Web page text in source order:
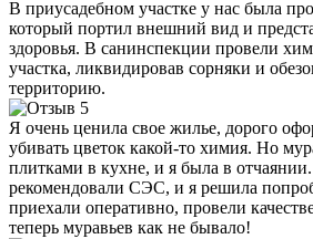
В приусадебном участке у нас была
который портил внешний вид и
здоровья. В санинспекции провели
участка, ликвидировав сорняки и
территорию.
Я очень ценила свое жилье, дорого
убивать цветок какой-то химия. Но
плитками в кухне, и я была в
рекомендовали СЭС, и я решила
приехали оперативно, провели
теперь муравьев как не бывало!